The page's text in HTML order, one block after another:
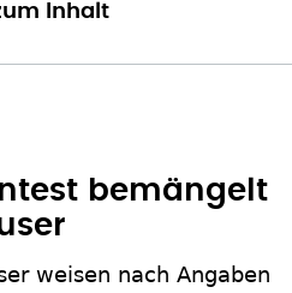
Inhalt
bemängelt
weisen nach Angaben